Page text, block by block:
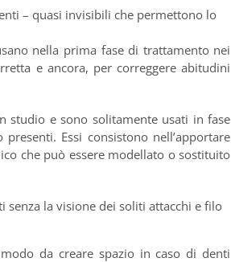
– quasi invisibili che permettono lo
nella prima fase di trattamento nei
e ancora, per correggere abitudini
studio e sono solitamente usati in fase
Essi consistono nell’apportare
che può essere modellato o sostituito
la visione dei soliti attacchi e filo
da creare spazio in caso di denti